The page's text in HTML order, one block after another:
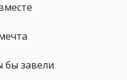
бы завели